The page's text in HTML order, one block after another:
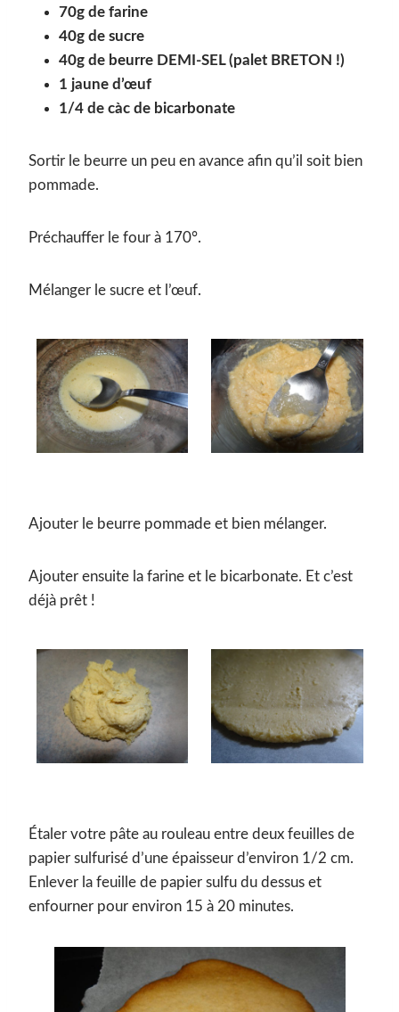
70g de farine
40g de sucre
40g de beurre DEMI-SEL (palet BRETON !)
1 jaune d’œuf
1/4 de càc de bicarbonate
Sortir le beurre un peu en avance afin qu’il soit bien
pommade.
Préchauffer le four à 170°.
Mélanger le sucre et l’œuf.
Ajouter le beurre pommade et bien mélanger.
Ajouter ensuite la farine et le bicarbonate. Et c’est
déjà prêt !
Étaler votre pâte au rouleau entre deux feuilles de
papier sulfurisé d’une épaisseur d’environ 1/2 cm.
Enlever la feuille de papier sulfu du dessus et
enfourner pour environ 15 à 20 minutes.